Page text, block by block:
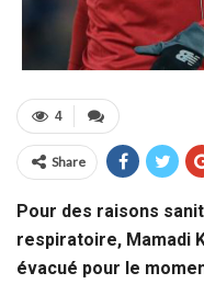
4
Share
Pour des raisons
respiratoire, Mamadi
évacué pour le